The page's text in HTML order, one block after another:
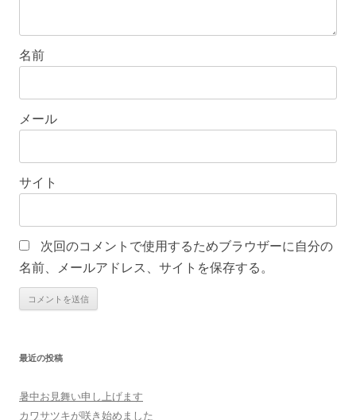
名前
メール
サイト
次回のコメントで使用するためブラウザーに自分の
名前、メールアドレス、サイトを保存する。
最近の投稿
暑中お見舞い申し上げます
カワサツキが咲き始めました